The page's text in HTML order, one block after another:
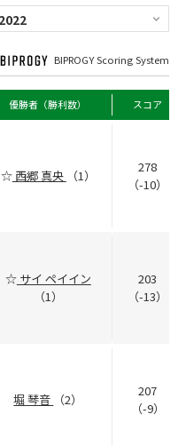
BIPROGY Scoring System
優勝者（勝利数） スコア
☆西郷 真央 （1）
278
（-10）
☆サイ ペイイン
（1）
203
（-13）
堀 琴音 （2）
207
（-9）